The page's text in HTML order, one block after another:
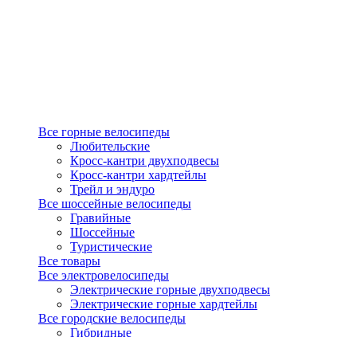
Все горные велосипеды
Любительские
Кросс-кантри двухподвесы
Кросс-кантри хардтейлы
Трейл и эндуро
Все шоссейные велосипеды
Гравийные
Шоссейные
Туристические
Все товары
Все электровелосипеды
Электрические горные двухподвесы
Электрические горные хардтейлы
Все городские велосипеды
Гибридные